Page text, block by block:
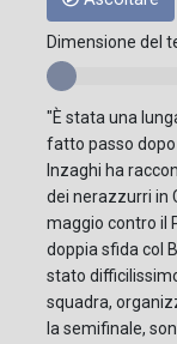
Dimensione del
"È stata una
fatto passo dopo
Inzaghi ha
dei nerazzurri in
maggio contro il
doppia sfida col
stato
squadra,
la semifinale,